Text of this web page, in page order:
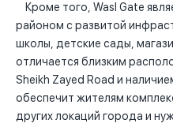
Кроме того, Wasl Gate
районом с развитой
школы, детские сады,
отличается близким
Sheikh Zayed Road и
обеспечит жителям
других локаций города и